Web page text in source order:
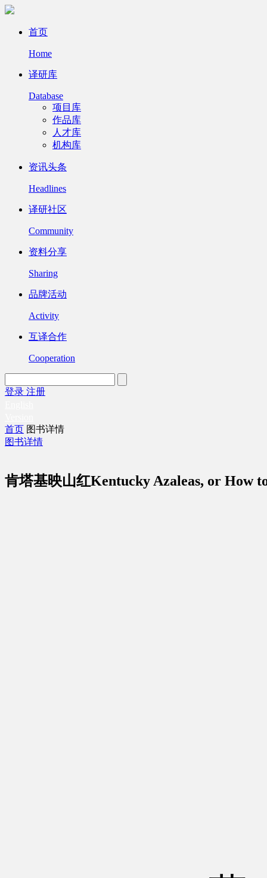
首页
Home
译研库
Database
项目库
作品库
人才库
机构库
资讯头条
Headlines
译研社区
Community
资料分享
Sharing
品牌活动
Activity
互译合作
Cooperation
登录 注册
首页 图书详情
图书详情
肯塔基映山红Kentucky Azaleas, or How